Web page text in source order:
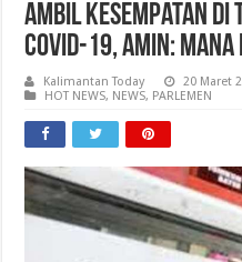
Ambil Kesempatan di
Covid-19, Amin:
Kalimantan Today
20 Maret
HOT NEWS, NEWS, PARLEMEN